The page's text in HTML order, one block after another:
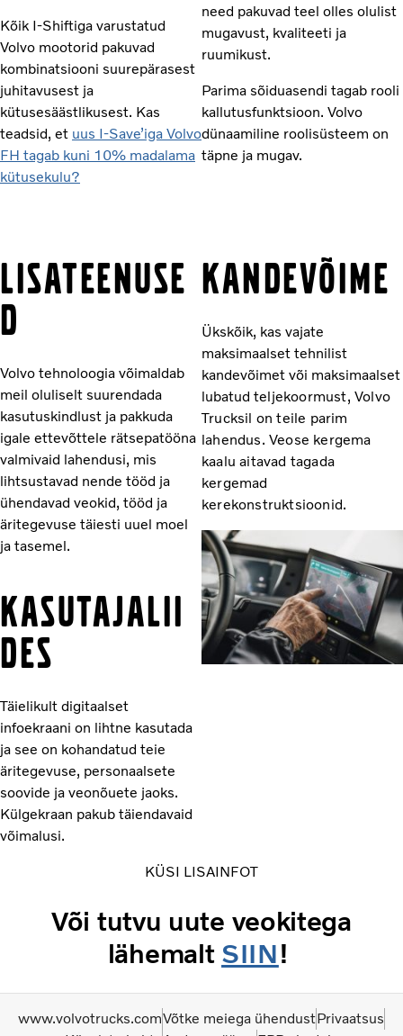
Kõik I-Shiftiga varustatud
Volvo mootorid pakuvad
kombinatsiooni suurepärasest
juhitavusest ja
kütusesäästlikusest. Kas
teadsid, et uus I-Save’iga Volvo
FH tagab kuni 10% madalama
kütusekulu?
need pakuvad teel olles olulist
mugavust, kvaliteeti ja
ruumikust.
Parima sõiduasendi tagab rooli
kallutusfunktsioon. Volvo
dünaamiline roolisüsteem on
täpne ja mugav.
LISATEENUSE
D
Volvo tehnoloogia võimaldab
meil oluliselt suurendada
kasutuskindlust ja pakkuda
igale ettevõttele rätsepatööna
valmivaid lahendusi, mis
lihtsustavad nende tööd ja
ühendavad veokid, tööd ja
äritegevuse täiesti uuel moel
ja tasemel.
KASUTAJALII
DES
Täielikult digitaalset
infoekraani on lihtne kasutada
ja see on kohandatud teie
äritegevuse, personaalsete
soovide ja veonõuete jaoks.
Külgekraan pakub täiendavaid
võimalusi.
KANDEVÕIME
Ükskõik, kas vajate
maksimaalset tehnilist
kandevõimet või maksimaalset
lubatud teljekoormust, Volvo
Trucksil on teile parim
lahendus. Veose kergema
kaalu aitavad tagada
kergemad
kerekonstruktsioonid.
KÜSI LISAINFOT
Või tutvu uute veokitega
lähemalt SIIN!
www.volvotrucks.comVõtke meiega ühendustPrivaatsus